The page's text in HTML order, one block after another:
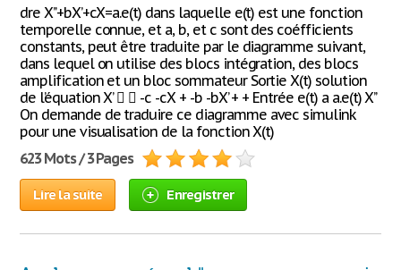
dre X’’+bX’+cX=a.e(t) dans laquelle e(t) est une fonction
temporelle connue, et a, b, et c sont des coéfficients
constants, peut être traduite par le diagramme suivant,
dans lequel on utilise des blocs intégration, des blocs
amplification et un bloc sommateur Sortie X(t) solution
de l’équation X’   -c -cX + -b -bX’ + + Entrée e(t) a a.e(t) X’’
On demande de traduire ce diagramme avec simulink
pour une visualisation de la fonction X(t)
623 Mots / 3 Pages
Lire la suite Enregistrer